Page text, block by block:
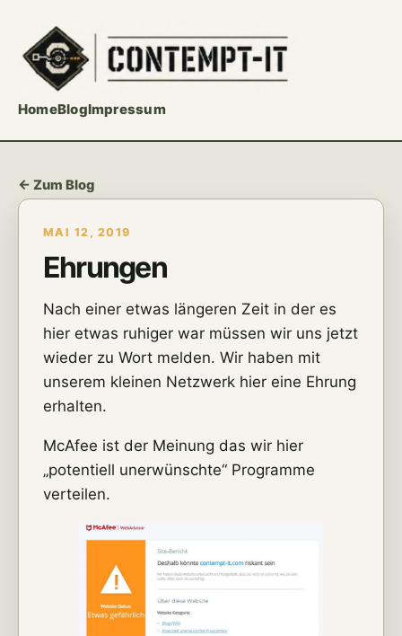
HomeBlogImpressum
← Zum Blog
MAI 12, 2019
Ehrungen
Nach einer etwas längeren Zeit in der es
hier etwas ruhiger war müssen wir uns jetzt
wieder zu Wort melden. Wir haben mit
unserem kleinen Netzwerk hier eine Ehrung
erhalten.
McAfee ist der Meinung das wir hier
„potentiell unerwünschte“ Programme
verteilen.